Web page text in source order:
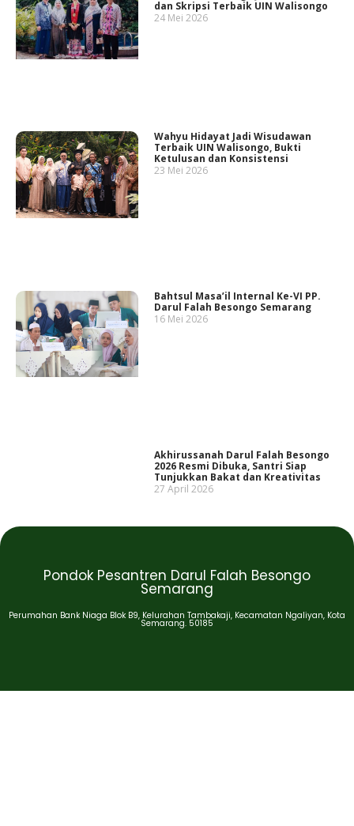
dan Skripsi Terbaik UIN Walisongo
24 Mei 2026
Wahyu Hidayat Jadi Wisudawan
Terbaik UIN Walisongo, Bukti
Ketulusan dan Konsistensi
23 Mei 2026
Bahtsul Masa’il Internal Ke-VI PP.
Darul Falah Besongo Semarang
16 Mei 2026
Akhirussanah Darul Falah Besongo
2026 Resmi Dibuka, Santri Siap
Tunjukkan Bakat dan Kreativitas
27 April 2026
Pondok Pesantren Darul Falah Besongo
Semarang
Perumahan Bank Niaga Blok B9, Kelurahan Tambakaji, Kecamatan Ngaliyan, Kota
Semarang. 50185